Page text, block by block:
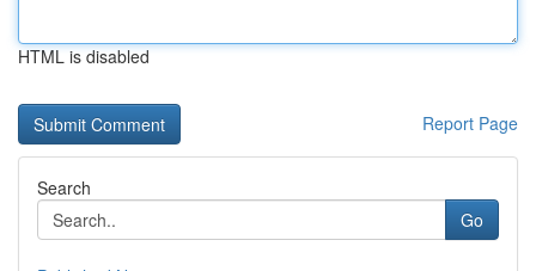
HTML is disabled
Report Page
Search
Go